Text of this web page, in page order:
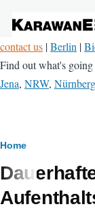
contact us |Berlin |
Find out what's
Jena, NRW, Nürnberg
Breadcrumb
Home